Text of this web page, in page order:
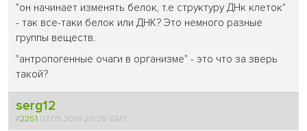
"он начинает изменять белок, т.е структуру ДНк клеток"
- так все-таки белок или ДНК? Это немного разные
группы веществ.
"антропогенные очаги в организме" - это что за зверь
такой?
serg12
#2251 07.05.2010 20:25 GMT